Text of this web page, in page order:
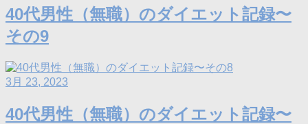
40代男性（無職）のダイエット記録〜
その9
3月 23, 2023
40代男性（無職）のダイエット記録〜